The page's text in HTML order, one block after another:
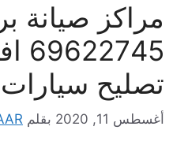
مراكز صيانة
تصليح
أغسطس 11, 2020 بقلم